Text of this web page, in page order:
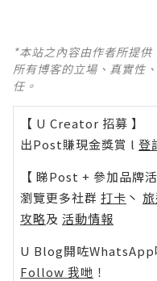
*本站之內容由作者所提
所有博客的立場、真實性
任。
【 U Creator 招募 】
出Post賺現金獎賞 l 登
【 睇Post + 參加品牌活
瀏覽更多社群 打卡 丶
攻略及 活動情報
U Blog開咗WhatsApp
Follow 我哋 ！